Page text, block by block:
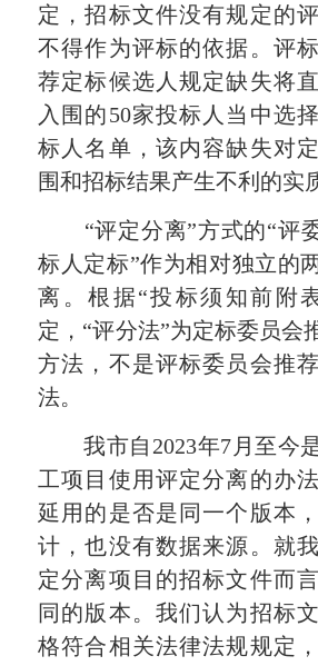
定，招标文件没有规定的
不得作为评标的依据。评
荐定标候选人规定缺失将
入围的50家投标人当中选
标人名单，该内容缺失对
围和招标结果产生不利的实
“评定分离”方式的“评委
标人定标”作为相对独立的
离。根据“投标须知前附
定，“评分法”为定标委员会
方法，不是评标委员会推
法。
我市自2023年7月至今
工项目使用评定分离的办
延用的是否是同一个版本
计，也没有数据来源。就
定分离项目的招标文件而
同的版本。我们认为招标
格符合相关法律法规规定